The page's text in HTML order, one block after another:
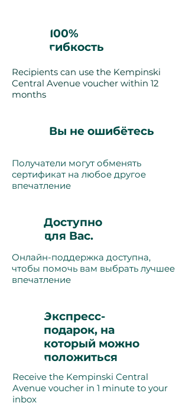
100%
гибкость
Recipients can use the Kempinski
Central Avenue voucher within 12
months
Вы не ошибётесь
Получатели могут обменять
сертификат на любое другое
впечатление
Доступно
для Вас.
Онлайн-поддержка доступна,
чтобы помочь вам выбрать лучшее
впечатление
Экспресс-
подарок, на
который можно
положиться
Receive the Kempinski Central
Avenue voucher in 1 minute to your
inbox